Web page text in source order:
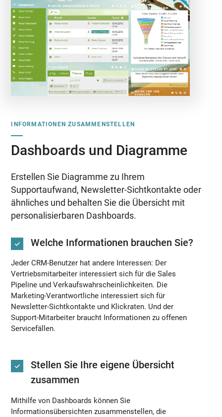
INFORMATIONEN ZUSAMMENSTELLEN
Dashboards und Diagramme
Erstellen Sie Diagramme zu Ihrem
Supportaufwand, Newsletter-Sichtkontakte oder
ähnliches und behalten Sie die Übersicht mit
personalisierbaren Dashboards.
Welche Informationen brauchen Sie?
Jeder CRM-Benutzer hat andere Interessen: Der
Vertriebsmitarbeiter interessiert sich für die Sales
Pipeline und Verkaufswahrscheinlichkeiten. Die
Marketing-Verantwortliche interessiert sich für
Newsletter-Sichtkontakte und Klickraten. Und der
Support-Mitarbeiter braucht Informationen zu offenen
Servicefällen.
Stellen Sie Ihre eigene Übersicht
zusammen
Mithilfe von Dashboards können Sie
Informationsübersichten zusammenstellen, die